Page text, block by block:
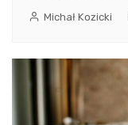
Michał Kozicki